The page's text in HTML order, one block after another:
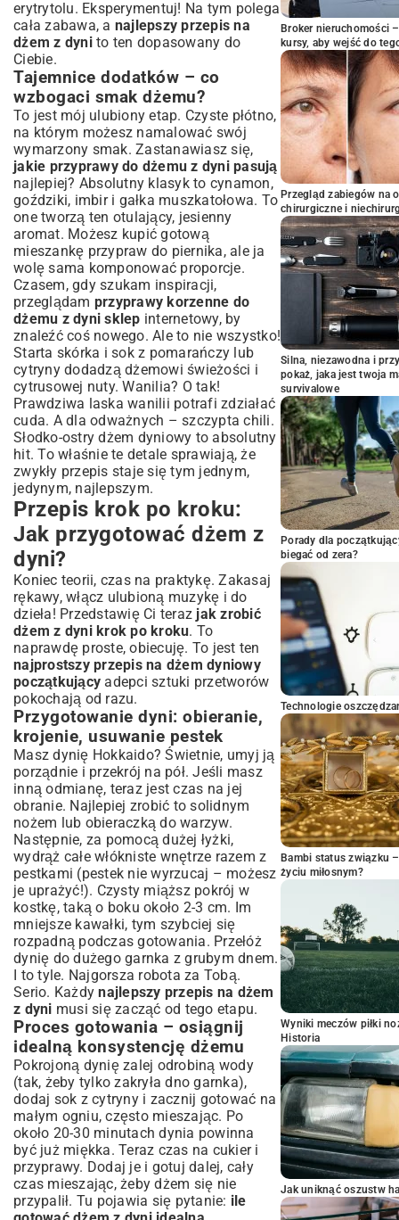
erytrytolu. Eksperymentuj! Na tym polega
cała zabawa, a najlepszy przepis na
dżem z dynito ten dopasowany do
Ciebie.
Tajemnice dodatków – co
wzbogaci smak dżemu?
To jest mój ulubiony etap. Czyste płótno,
na którym możesz namalować swój
wymarzony smak. Zastanawiasz się,
jakie przyprawy do dżemu z dyni pasują
najlepiej? Absolutny klasyk to cynamon,
goździki, imbir i gałka muszkatołowa. To
one tworzą ten otulający, jesienny
aromat. Możesz kupić gotową
mieszankę przypraw do piernika, ale ja
wolę sama komponować proporcje.
Czasem, gdy szukam inspiracji,
przeglądam przyprawy korzenne do
dżemu z dyni sklep internetowy, by
znaleźć coś nowego. Ale to nie wszystko!
Starta skórka i sok z pomarańczy lub
cytryny dodadzą dżemowi świeżości i
cytrusowej nuty. Wanilia? O tak!
Prawdziwa laska wanilii potrafi zdziałać
cuda. A dla odważnych – szczypta chili.
Słodko-ostry dżem dyniowy to absolutny
hit. To właśnie te detale sprawiają, że
zwykły przepis staje się tym jednym,
jedynym, najlepszym.
Przepis krok po kroku:
Jak przygotować dżem z
dyni?
Koniec teorii, czas na praktykę. Zakasaj
rękawy, włącz ulubioną muzykę i do
dzieła! Przedstawię Ci teraz jak zrobić
dżem z dyni krok po kroku. To
naprawdę proste, obiecuję. To jest ten
najprostszy przepis na dżem dyniowy
początkujący adepci sztuki przetworów
pokochają od razu.
Przygotowanie dyni: obieranie,
krojenie, usuwanie pestek
Masz dynię Hokkaido? Świetnie, umyj ją
porządnie i przekrój na pół. Jeśli masz
inną odmianę, teraz jest czas na jej
obranie. Najlepiej zrobić to solidnym
nożem lub obieraczką do warzyw.
Następnie, za pomocą dużej łyżki,
wydrąż całe włókniste wnętrze razem z
pestkami (pestek nie wyrzucaj – możesz
je uprażyć!). Czysty miąższ pokrój w
kostkę, taką o boku około 2-3 cm. Im
mniejsze kawałki, tym szybciej się
rozpadną podczas gotowania. Przełóż
dynię do dużego garnka z grubym dnem.
I to tyle. Najgorsza robota za Tobą.
Serio. Każdynajlepszy przepis na dżem
z dyni musi się zacząć od tego etapu.
Proces gotowania – osiągnij
idealną konsystencję dżemu
Pokrojoną dynię zalej odrobiną wody
(tak, żeby tylko zakryła dno garnka),
dodaj sok z cytryny i zacznij gotować na
małym ogniu, często mieszając. Po
około 20-30 minutach dynia powinna
być już miękka. Teraz czas na cukier i
przyprawy. Dodaj je i gotuj dalej, cały
czas mieszając, żeby dżem się nie
przypalił. Tu pojawia się pytanie: ile
Broker nieruchomości
kursy, aby wejść do
Przegląd zabiegów na
chirurgiczne i
Silna, niezawodna i
pokaż, jaka jest twoja
survivalowe
Porady dla
biegać od zera?
Technologie
Bambi status związku
życiu miłosnym?
Wyniki meczów piłki
Historia
Jak uniknąć oszustw